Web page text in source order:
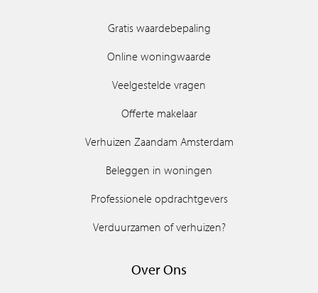
Gratis waardebepaling
Online woningwaarde
Veelgestelde vragen
Offerte makelaar
Verhuizen Zaandam Amsterdam
Beleggen in woningen
Professionele opdrachtgevers
Verduurzamen of verhuizen?
Over Ons